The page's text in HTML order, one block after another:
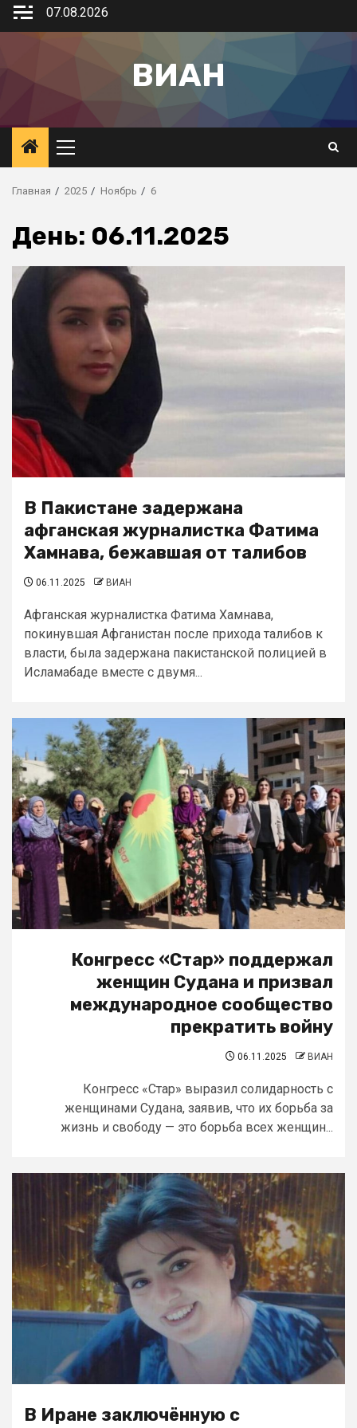
07.08.2026
ВИАН
Главная 2025 Ноябрь 6
День: 06.11.2025
В Пакистане задержана
афганская журналистка Фатима
Хамнава, бежавшая от талибов
06.11.2025 ВИАН
Афганская журналистка Фатима Хамнава,
покинувшая Афганистан после прихода талибов к
власти, была задержана пакистанской полицией в
Исламабаде вместе с двумя...
Конгресс «Стар» поддержал
женщин Судана и призвал
международное сообщество
прекратить войну
06.11.2025 ВИАН
Конгресс «Стар» выразил солидарность с
женщинами Судана, заявив, что их борьба за
жизнь и свободу — это борьба всех женщин...
В Иране заключённую с